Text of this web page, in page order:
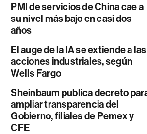
PMI de servicios de China cae a
su nivel más bajo en casi dos
años
El auge de la IA se extiende a las
acciones industriales, según
Wells Fargo
Sheinbaum publica decreto
ampliar transparencia del
Gobierno, filiales de Pemex y
CFE